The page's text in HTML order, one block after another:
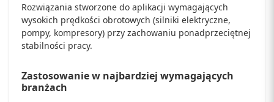
Rozwiązania stworzone do aplikacji wymagających
wysokich prędkości obrotowych (silniki elektryczne,
pompy, kompresory) przy zachowaniu ponadprzeciętnej
stabilności pracy.
Zastosowanie w najbardziej wymagających
branżach